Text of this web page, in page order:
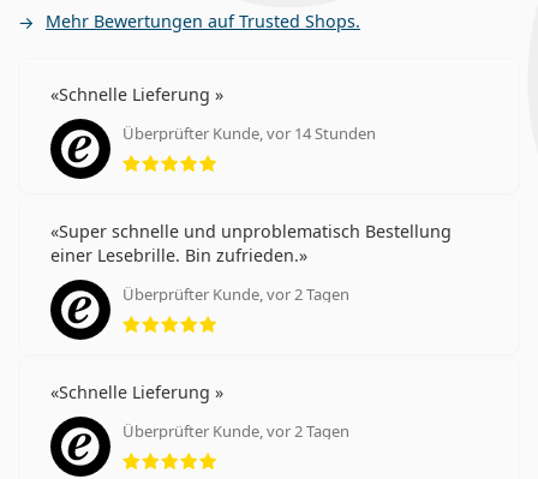
Mehr Bewertungen auf Trusted Shops.
Schnelle Lieferung
Überprüfter Kunde, vor 14 Stunden
Bewertung 5 aus 5
Super schnelle und unproblematisch Bestellung
einer Lesebrille. Bin zufrieden.
Überprüfter Kunde, vor 2 Tagen
Bewertung 5 aus 5
Schnelle Lieferung
Überprüfter Kunde, vor 2 Tagen
Bewertung 5 aus 5